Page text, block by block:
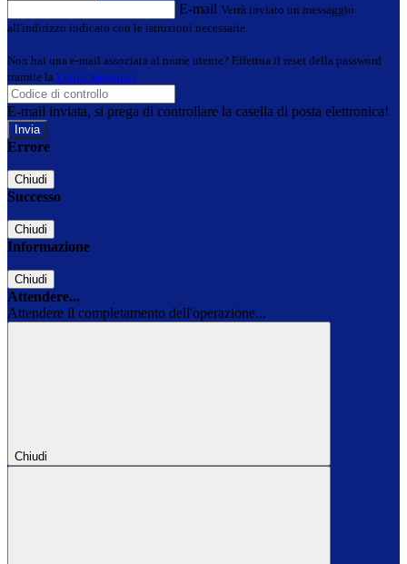
E-mail Verrà inviato un messaggio
all'indirizzo indicato con le istruzioni necessarie.
Non hai una e-mail associata al nome utente? Effettua il reset della password
tramite la Login Spaggiari
E-mail inviata, si prega di controllare la casella di posta elettronica!
Errore
Chiudi
Successo
Chiudi
Informazione
Chiudi
Attendere...
Attendere il completamento dell'operazione...
Chiudi